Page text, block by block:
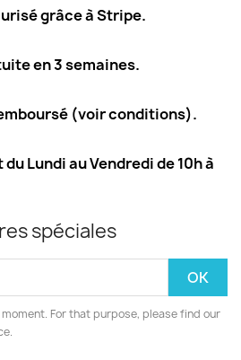
grâce à Stripe.
en 3 semaines.
(voir conditions).
Lundi au Vendredi de 10h à
spéciales
For that purpose, please find our